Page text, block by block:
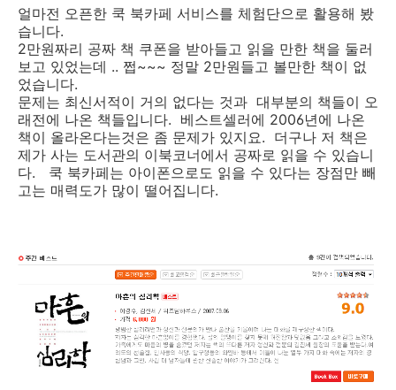
얼마전 오픈한 쿡 북카페 서비스를 체험단으로 활용해 봤
습니다.
2만원짜리 공짜 책 쿠폰을 받아들고 읽을 만한 책을 둘러
보고 있었는데 .. 쩝~~~ 정말 2만원들고 볼만한 책이 없
었습니다.
문제는 최신서적이 거의 없다는 것과 대부분의 책들이 오
래전에 나온 책들입니다. 베스트셀러에 2006년에 나온
책이 올라온다는것은 좀 문제가 있지요. 더구나 저 책은
제가 사는 도서관의 이북코너에서 공짜로 읽을 수 있습니
다. 쿡 북카페는 아이폰으로도 읽을 수 있다는 장점만 빼
고는 매력도가 많이 떨어집니다.